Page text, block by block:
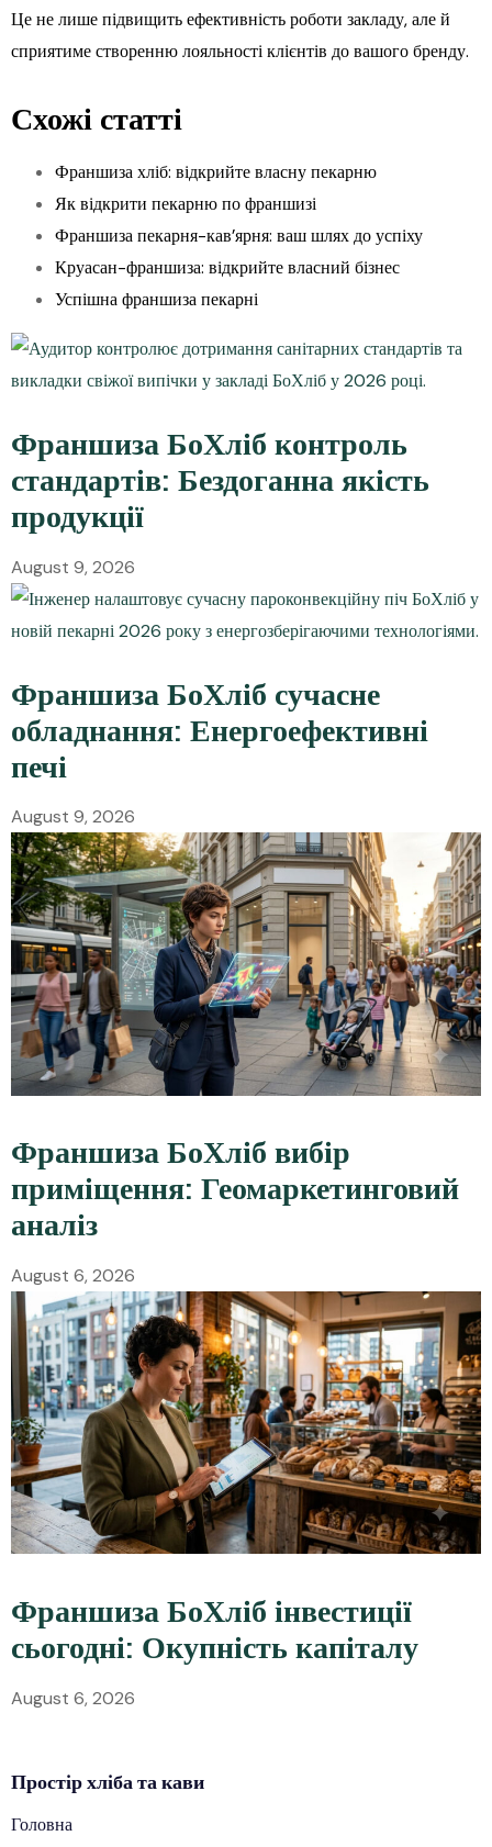
Це не лише підвищить ефективність роботи закладу, але й
сприятиме створенню лояльності клієнтів до вашого бренду.
Схожі статті
Франшиза хліб: відкрийте власну пекарню
Як відкрити пекарню по франшизі
Франшиза пекарня-кав’ярня: ваш шлях до успіху
Круасан-франшиза: відкрийте власний бізнес
Успішна франшиза пекарні
Франшиза БоХліб контроль
стандартів: Бездоганна якість
продукції
August 9, 2026
Франшиза БоХліб сучасне
обладнання: Енергоефективні
печі
August 9, 2026
Франшиза БоХліб вибір
приміщення: Геомаркетинговий
аналіз
August 6, 2026
Франшиза БоХліб інвестиції
сьогодні: Окупність капіталу
August 6, 2026
Простірхлібата кави
Головна